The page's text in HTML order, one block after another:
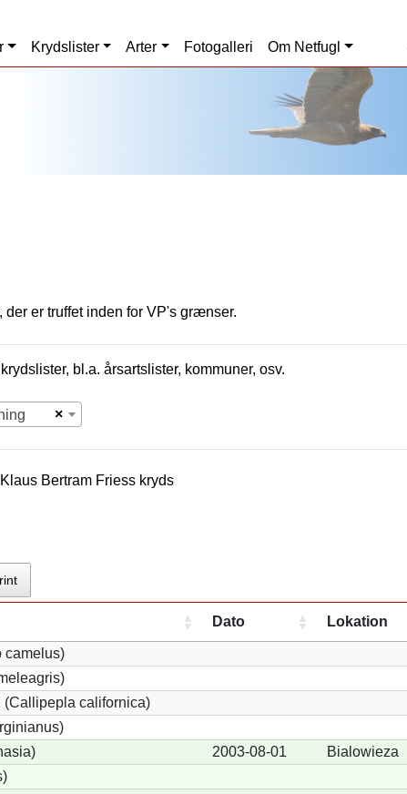
Krydslister Arter Fotogalleri Om Netfugl
der er truffet inden for VP's grænser.
bl.a. årsartslister, kommuner, osv.
×
Klaus Bertram Friess kryds
Dato Lokation
camelus)
(Callipepla californica)
2003-08-01 Bialowieza